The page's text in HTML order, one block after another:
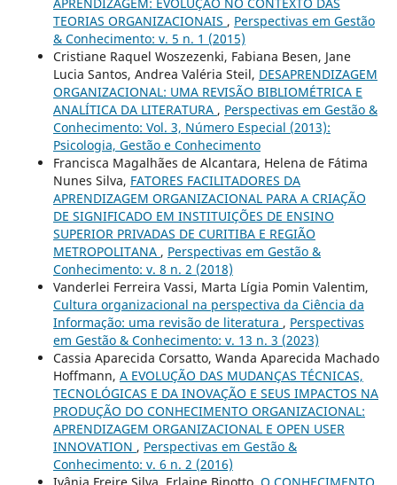
TEORIAS ORGANIZACIONAIS , Perspectivas em Gestão
& Conhecimento: v. 5 n. 1 (2015)
Cristiane Raquel Woszezenki, Fabiana Besen, Jane
Lucia Santos, Andrea Valéria Steil, DESAPRENDIZAGEM
ORGANIZACIONAL: UMA REVISÃO BIBLIOMÉTRICA E
ANALÍTICA DA LITERATURA , Perspectivas em Gestão &
Conhecimento: Vol. 3, Número Especial (2013):
Psicologia, Gestão e Conhecimento
Francisca Magalhães de Alcantara, Helena de Fátima
Nunes Silva, FATORES FACILITADORES DA
APRENDIZAGEM ORGANIZACIONAL PARA A CRIAÇÃO
DE SIGNIFICADO EM INSTITUIÇÕES DE ENSINO
SUPERIOR PRIVADAS DE CURITIBA E REGIÃO
METROPOLITANA , Perspectivas em Gestão &
Conhecimento: v. 8 n. 2 (2018)
Vanderlei Ferreira Vassi, Marta Lígia Pomin Valentim,
Cultura organizacional na perspectiva da Ciência da
Informação: uma revisão de literatura , Perspectivas
em Gestão & Conhecimento: v. 13 n. 3 (2023)
Cassia Aparecida Corsatto, Wanda Aparecida Machado
Hoffmann, A EVOLUÇÃO DAS MUDANÇAS TÉCNICAS,
TECNOLÓGICAS E DA INOVAÇÃO E SEUS IMPACTOS NA
PRODUÇÃO DO CONHECIMENTO ORGANIZACIONAL:
APRENDIZAGEM ORGANIZACIONAL E OPEN USER
INNOVATION , Perspectivas em Gestão &
Conhecimento: v. 6 n. 2 (2016)